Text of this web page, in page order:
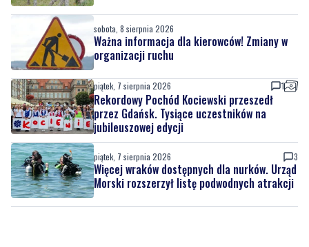
sobota, 8 sierpnia 2026
Ważna informacja dla kierowców! Zmiany w
organizacji ruchu
piątek, 7 sierpnia 2026 1
Rekordowy Pochód Kociewski przeszedł
przez Gdańsk. Tysiące uczestników na
jubileuszowej edycji
piątek, 7 sierpnia 2026 3
Więcej wraków dostępnych dla nurków. Urząd
Morski rozszerzył listę podwodnych atrakcji